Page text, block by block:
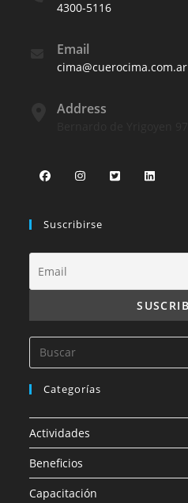
4300-5116
Email
cima@cuerocima.com.ar
Address
Suscribirse
Categorías
Actividades
Beneficios
Capacitación